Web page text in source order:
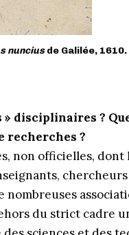
nunciusde Galilée, 1610.
» disciplinaires ?
recherches ?
non officielles,
nombreuses
du strict cadre